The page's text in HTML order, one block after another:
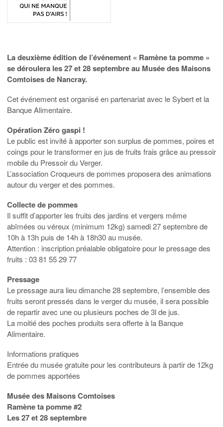
La deuxième édition de l’événement « Ramène ta pomme »
se déroulera les 27 et 28 septembre au Musée des Maisons
Comtoises de Nancray.
Cet événement est organisé en partenariat avec le Sybert et la
Banque Alimentaire.
Opération Zéro gaspi !
Le public est invité à apporter son surplus de pommes, poires et
coings pour le transformer en jus de fruits frais grâce au pressoir
mobile du Pressoir du Verger.
L’association Croqueurs de pommes proposera des animations
autour du verger et des pommes.
Collecte de pommes
Il suffit d’apporter les fruits des jardins et vergers même
abîmées ou véreux (minimum 12kg) samedi 27 septembre de
10h à 13h puis de 14h à 18h30 au musée.
Attention : inscription préalable obligatoire pour le pressage des
fruits : 03 81 55 29 77
Pressage
Le pressage aura lieu dimanche 28 septembre, l’ensemble des
fruits seront pressés dans le verger du musée, il sera possible
de repartir avec une ou plusieurs poches de 3l de jus.
La moitié des poches produits sera offerte à la Banque
Alimentaire.
Informations pratiques
Entrée du musée gratuite pour les contributeurs à partir de 12kg
de pommes apportées
Musée des Maisons Comtoises
Ramène ta pomme #2
Les 27 et 28 septembre